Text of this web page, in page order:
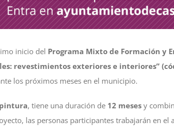
inicio del Programa Mixto de Formación y
revestimientos exteriores e interiores”
los próximos meses en el municipio.
pintura, tiene una duración de 12 mesesy
las personas participantes trabajarán en el